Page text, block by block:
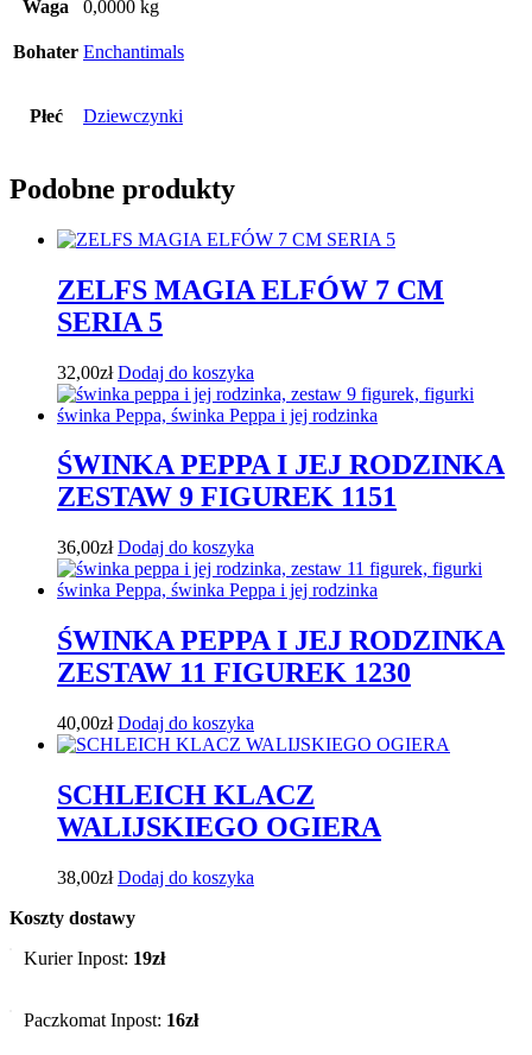
Waga 0,0000 kg
Bohater Enchantimals
Płeć Dziewczynki
Podobne produkty
ZELFS MAGIA ELFÓW 7 CM
SERIA 5
32,00zł Dodaj do koszyka
ŚWINKA PEPPA I JEJ RODZINKA
ZESTAW 9 FIGUREK 1151
36,00zł Dodaj do koszyka
ŚWINKA PEPPA I JEJ RODZINKA
ZESTAW 11 FIGUREK 1230
40,00zł Dodaj do koszyka
SCHLEICH KLACZ
WALIJSKIEGO OGIERA
38,00zł Dodaj do koszyka
Koszty dostawy
Kurier Inpost: 19zł
Paczkomat Inpost: 16zł